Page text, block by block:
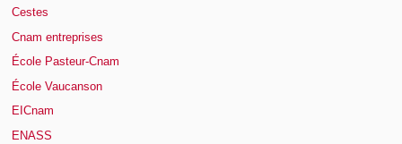
Cestes
Cnam entreprises
École Pasteur-Cnam
École Vaucanson
EICnam
ENASS